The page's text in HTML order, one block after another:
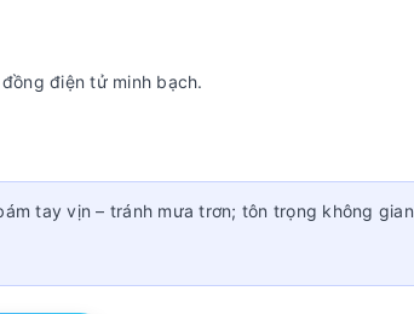
điện tử minh bạch.
tay vịn – tránh mưa trơn; tôn trọng không gian